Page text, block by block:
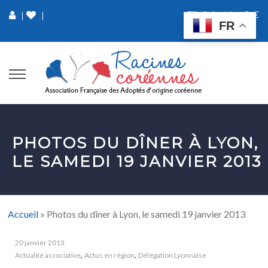
| 0 Article 0 €
|
PHOTOS DU DÎNER À LYON,
LE SAMEDI 19 JANVIER 2013
Accueil » Photos du dîner à Lyon, le samedi 19 janvier 2013
20 janvier 2013
Actualité associative, Actus en région, Délégation Lyonnaise
FR